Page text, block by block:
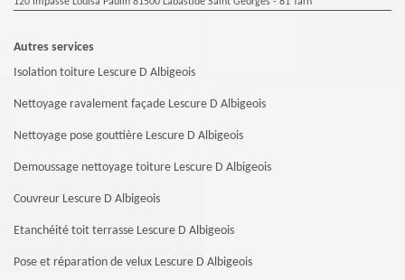
Autres services
Isolation toiture Lescure D Albigeois
Nettoyage ravalement façade Lescure D Albigeois
Nettoyage pose gouttière Lescure D Albigeois
Demoussage nettoyage toiture Lescure D Albigeois
Couvreur Lescure D Albigeois
Etanchéité toit terrasse Lescure D Albigeois
Pose et réparation de velux Lescure D Albigeois